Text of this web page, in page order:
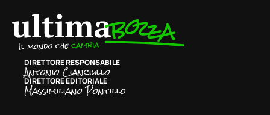
DIRETTORE RESPONSABILE
Antonio Cianciullo
DIRETTORE EDITORIALE
Massimiliano Pontillo